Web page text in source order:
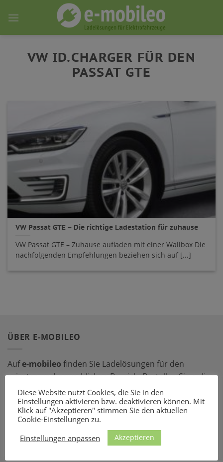
VW ID.CHARGER FÜR DEN
PASSAT GTE
VW Passat GTE – Die richtige Ladestation für zuhause
VW Passat GTE – Zuhause aufladen mit einer Wallbox Die
nachfolgenden Empfehlungen beziehen sich auf [...]
ÜBER E-MOBILEO
Aufe-mobileo finden Sie Ladelösungen für den
privaten und gewerblichen Bereich. Bestellen Sie online
bei einem unserer zahlreichen Partner – mit dem
passenden Ladeequipment sind Sie für jede Situation
gerüstet!
LADEZUBEHÖR
Diese Website nutzt Cookies, die Sie in den
Einstellungen aktivieren bzw. deaktivieren können. Mit
Klick auf "Akzeptieren" stimmen Sie den aktuellen
Cookie-Einstellungen zu.
Einstellungen anpassen
Akzeptieren